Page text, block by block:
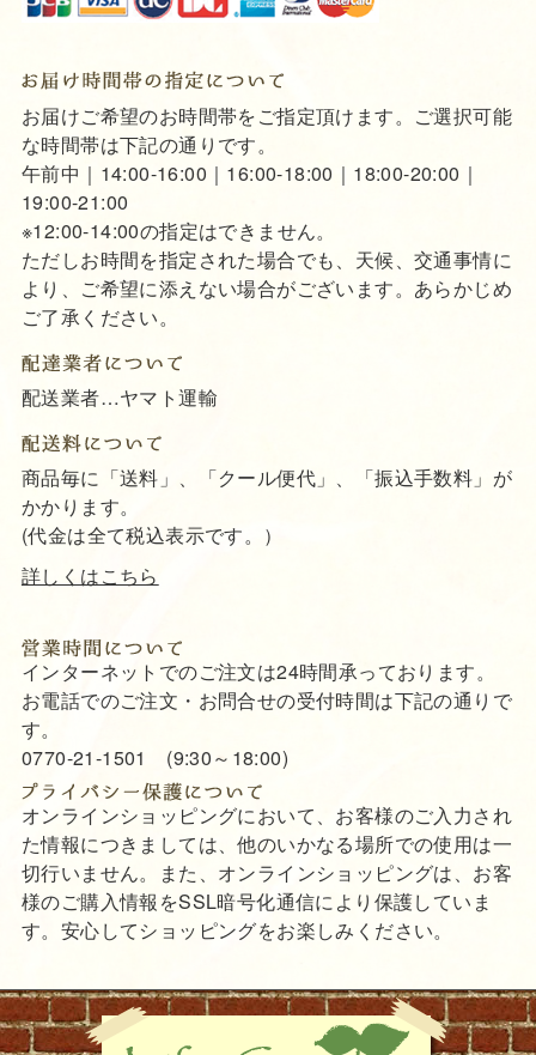
お届けご希望のお時間帯をご指定頂けます。ご選択可能
な時間帯は下記の通りです。
午前中｜14:00-16:00｜16:00-18:00｜18:00-20:00｜
19:00-21:00
※12:00-14:00の指定はできません。
ただしお時間を指定された場合でも、天候、交通事情に
より、ご希望に添えない場合がございます。あらかじめ
ご了承ください。
配送業者…ヤマト運輸
商品毎に「送料」、「クール便代」、「振込手数料」が
かかります。
(代金は全て税込表示です。）
詳しくはこちら
インターネットでのご注文は24時間承っております。
お電話でのご注文・お問合せの受付時間は下記の通りで
す。
0770-21-1501 (9:30～18:00)
オンラインショッピングにおいて、お客様のご入力され
た情報につきましては、他のいかなる場所での使用は一
切行いません。また、オンラインショッピングは、お客
様のご購入情報をSSL暗号化通信により保護していま
す。安心してショッピングをお楽しみください。